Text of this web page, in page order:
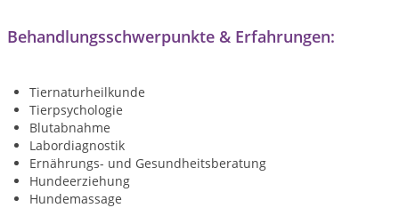
Behandlungsschwerpunkte & Erfahrungen:
Tiernaturheilkunde
Tierpsychologie
Blutabnahme
Labordiagnostik
Ernährungs- und Gesundheitsberatung
Hundeerziehung
Hundemassage